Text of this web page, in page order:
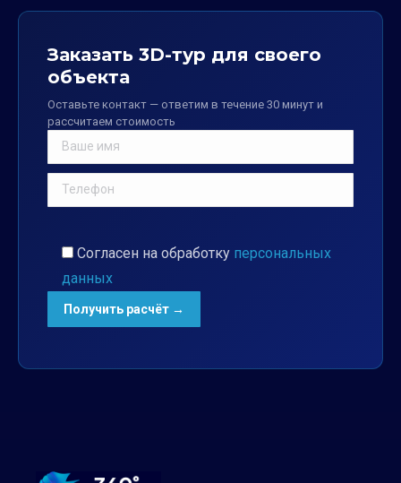
Заказать 3D-тур для своего
объекта
Оставьте контакт — ответим в течение 30 минут и
рассчитаем стоимость
Согласен на обработку персональных
данных